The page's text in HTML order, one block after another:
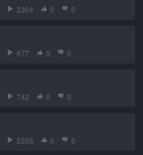
2304 0 0
677 0 0
742 0 0
2205 0 0